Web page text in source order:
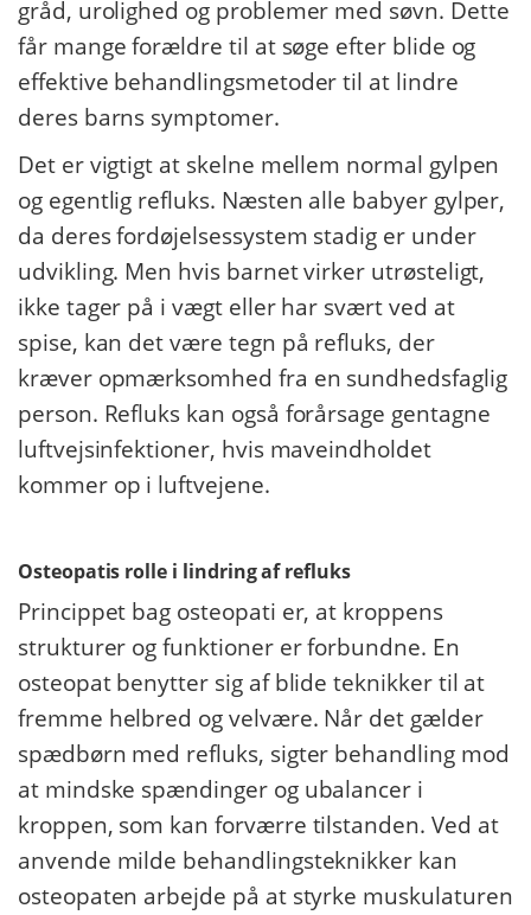
gråd, urolighed og problemer med søvn. Dette
får mange forældre til at søge efter blide og
effektive behandlingsmetoder til at lindre
deres barns symptomer.
Det er vigtigt at skelne mellem normal gylpen
og egentlig refluks. Næsten alle babyer gylper,
da deres fordøjelsessystem stadig er under
udvikling. Men hvis barnet virker utrøsteligt,
ikke tager på i vægt eller har svært ved at
spise, kan det være tegn på refluks, der
kræver opmærksomhed fra en sundhedsfaglig
person. Refluks kan også forårsage gentagne
luftvejsinfektioner, hvis maveindholdet
kommer op i luftvejene.
Osteopatis rolle i lindring af refluks
Princippet bag osteopati er, at kroppens
strukturer og funktioner er forbundne. En
osteopat benytter sig af blide teknikker til at
fremme helbred og velvære. Når det gælder
spædbørn med refluks, sigter behandling mod
at mindske spændinger og ubalancer i
kroppen, som kan forværre tilstanden. Ved at
anvende milde behandlingsteknikker kan
osteopaten arbejde på at styrke muskulaturen